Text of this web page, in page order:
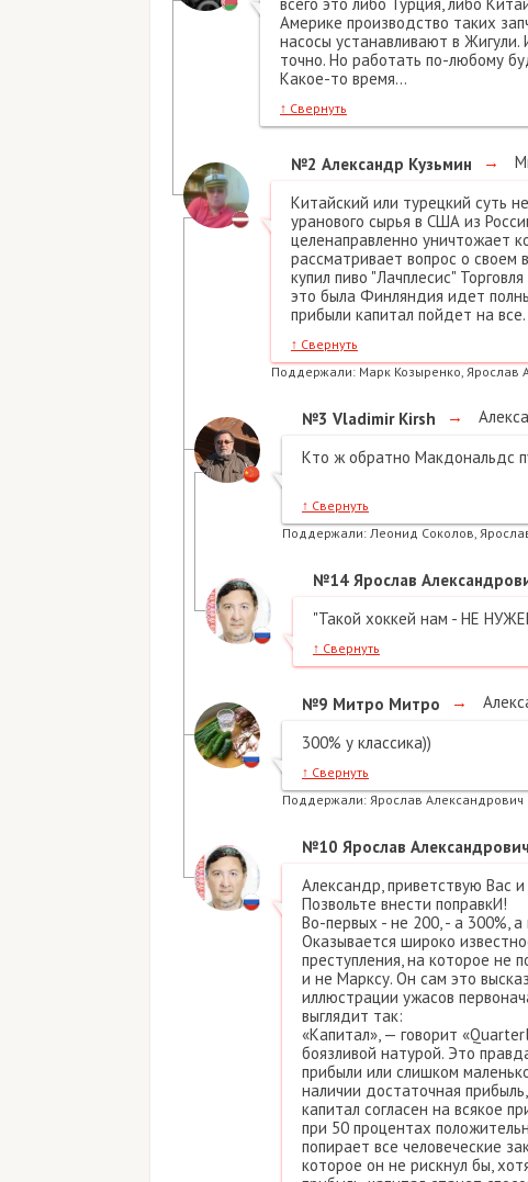
всего это либо Турция, либо
Америке производство таких
насосы устанавливают в
точно. Но работать по-любому
Какое-то время...
↑ Свернуть
№2 Александр Кузьмин →
Китайский или турецкий суть
уранового сырья в США из
целенаправленно уничтожает
рассматривает вопрос о своем
купил пиво "Лачплесис"
это была Финляндия идет
прибыли капитал пойдет на все.
↑ Свернуть
Поддержали: Марк Козыренко, Ярослав
№3 Vladimir Kirsh →
Кто ж обратно Макдональдс
↑ Свернуть
Поддержали: Леонид Соколов,
№14 Ярослав
"Такой хоккей нам - НЕ
↑ Свернуть
№9 Митро Митро →
300% у классика))
↑ Свернуть
Поддержали: Ярослав Александрович
№10 Ярослав
Александр, приветствую Вас и
Позвольте внести поправкИ!
Во-первых - не 200, - а 300%,
Оказывается широко
преступления, на которое не
и не Марксу. Он сам это
иллюстрации ужасов
выглядит так:
«Капитал», — говорит
боязливой натурой. Это
прибыли или слишком
наличии достаточная
капитал согласен на всякое
при 50 процентах
попирает все человеческие
которое он не рискнул бы,